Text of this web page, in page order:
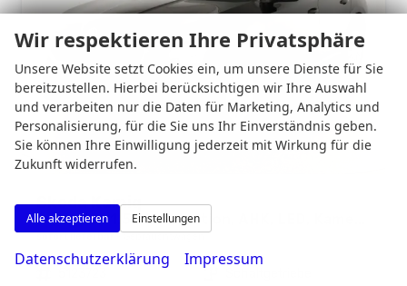
Skoda Kamiq
sofort lieferbar Gebrauchtwagen
Wir respektieren Ihre Privatsphäre
Unsere Website setzt Cookies ein, um unsere Dienste für Sie
bereitzustellen. Hierbei berücksichtigen wir Ihre Auswahl
und verarbeiten nur die Daten für Marketing, Analytics und
Personalisierung, für die Sie uns Ihr Einverständnis geben.
Sie können Ihre Einwilligung jederzeit mit Wirkung für die
Zukunft widerrufen.
Alle akzeptieren Einstellungen
Datenschutzerklärung Impressum